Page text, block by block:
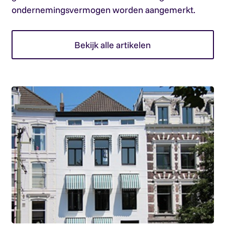
ondernemingsvermogen worden aangemerkt.
Bekijk alle artikelen